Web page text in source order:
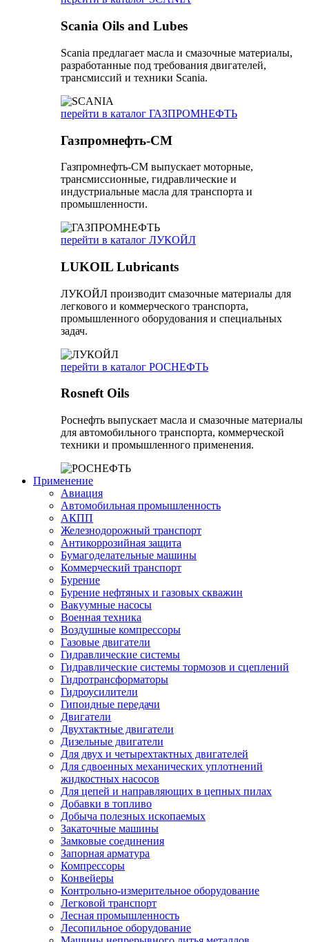
Scania Oils and Lubes
Scania предлагает масла и смазочные материалы,
разработанные под требования двигателей,
трансмиссий и техники Scania.
перейти в каталог ГАЗПРОМНЕФТЬ
Газпромнефть-СМ
Газпромнефть-СМ выпускает моторные,
трансмиссионные, гидравлические и
индустриальные масла для транспорта и
промышленности.
перейти в каталог ЛУКОЙЛ
LUKOIL Lubricants
ЛУКОЙЛ производит смазочные материалы для
легкового и коммерческого транспорта,
промышленного оборудования и специальных
задач.
перейти в каталог РОСНЕФТЬ
Rosneft Oils
Роснефть выпускает масла и смазочные материалы
для автомобильного транспорта, коммерческой
техники и промышленного применения.
Применение
Авиация
Автомобильная промышленность
АКПП
Железнодорожный транспорт
Антикоррозийная защита
Бумагоделательные машины
Коммерческий транспорт
Бурение
Бурение нефтяных и газовых скважин
Вакуумные насосы
Военная техника
Воздушные компрессоры
Газовые двигатели
Гидравлические системы
Гидравлические системы тормозов и сцеплений
Гидротрансформаторы
Гидроусилители
Гипоидные передачи
Двигатели
Двухтактные двигатели
Дизельные двигатели
Для двух и четырехтактных двигателей
Для сдвоенных механических уплотнений
жидкостных насосов
Для цепей и направляющих в цепных пилах
Добавки в топливо
Добыча полезных ископаемых
Закаточные машины
Замковые соединения
Запорная арматура
Компрессоры
Конвейеры
Контрольно-измерительное оборудование
Легковой транспорт
Лесная промышленность
Лесопильное оборудование